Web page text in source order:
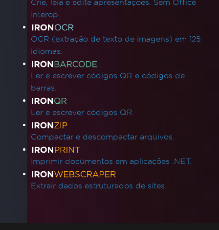
Crie, leia e edite apresentações. Sem Office
Interop.
OCR (extração de texto de imagens) em 125
idiomas.
Ler e escrever códigos QR e códigos de
barras.
Ler e escrever códigos QR.
Compactar e descompactar arquivos.
Imprimir documentos em aplicações .NET.
Extrair dados estruturados de sites.